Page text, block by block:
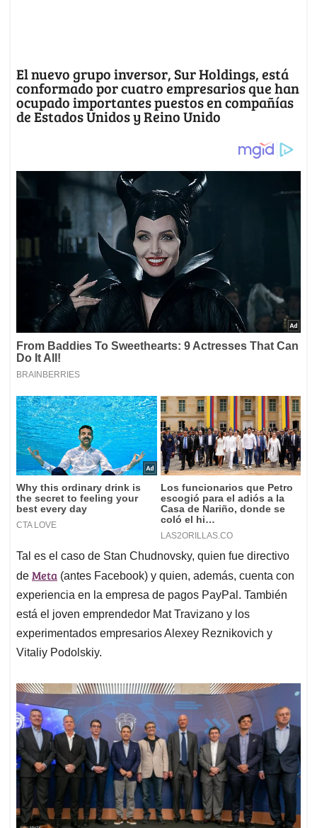
El nuevo grupo inversor, Sur Holdings, está
conformado por cuatro empresarios que han
ocupado importantes puestos en compañías
de Estados Unidos y Reino Unido
Tal es el caso de Stan Chudnovsky, quien fue directivo
de Meta (antes Facebook) y quien, además, cuenta con
experiencia en la empresa de pagos PayPal. También
está el joven emprendedor Mat Travizano y los
experimentados empresarios Alexey Reznikovich y
Vitaliy Podolskiy.